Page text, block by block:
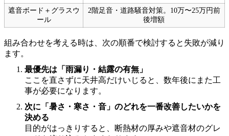
遮音ボード＋グラスウ
ール
2階足音・道路騒音対策。10万〜25万円前
後増額
組み合わせを考える時は、次の順番で検討すると失敗が減り
ます。
最優先は「雨漏り・結露の有無」
ここを直さずに天井高だけいじると、数年後にまた工
事が必要になります。
次に「暑さ・寒さ・音」のどれを一番改善したいかを
決める
目的がはっきりすると、断熱材の厚みや遮音材のグレ